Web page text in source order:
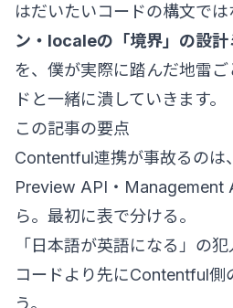
はだいたいコードの構文では
ン・localeの「境界」の設計
を、僕が実際に踏んだ地雷
ドと一緒に潰していきます。
この記事の要点
Contentful連携が事故るのは
Preview API・Management
ら。最初に表で分ける。
「日本語が英語になる」の
コードより先にContentful
う。